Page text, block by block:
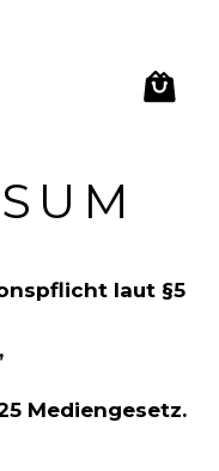
laut §5
Mediengesetz.